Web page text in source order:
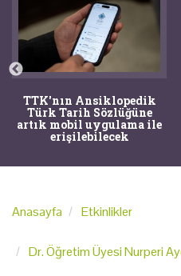
TTK'nın Ansiklopedik
Türk Tarih Sözlüğüne
artık mobil uygulama ile
erişilebilecek
Anasayfa Etkinlikler
Dr. Öğretim Üyesi Nurperi